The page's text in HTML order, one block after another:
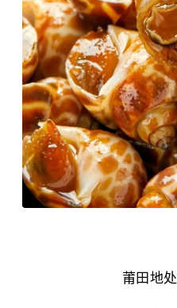
莆田地处